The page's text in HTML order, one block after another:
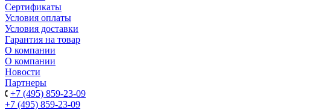
Сертификаты
Условия оплаты
Условия доставки
Гарантия на товар
О компании
О компании
Новости
Партнеры
+7 (495) 859-23-09
+7 (495) 859-23-09